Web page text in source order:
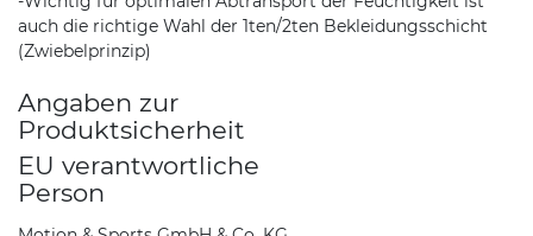
auch die richtige Wahl der 1ten/2ten Bekleidungsschicht
(Zwiebelprinzip)
Angaben zur
Produktsicherheit
EU verantwortliche
Person